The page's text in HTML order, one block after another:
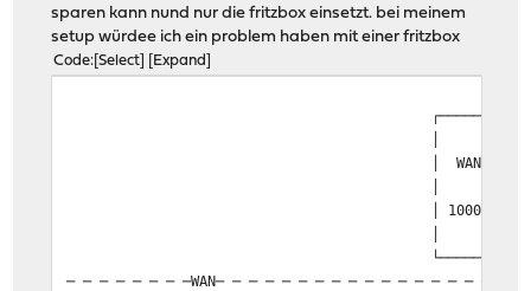
sparen kann nund nur die fritzbox einsetzt. bei meinem
setup würdee ich ein problem haben mit einer fritzbox
Code Select Expand
│ WAN / Internet
│ 1000/250Mbit/s
─ ─ ─ ─ ─ ─ ─ ─WAN─ ─ ─ ─ ─ ─ ─ ─ ─ ─ ─ ─ ─ ─ ─ ─ ─ ─